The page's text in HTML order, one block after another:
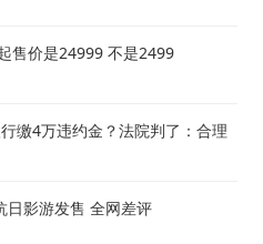
售价是24999 不是2499
缴4万违约金？法院判了：合理
日影游发售 全网差评